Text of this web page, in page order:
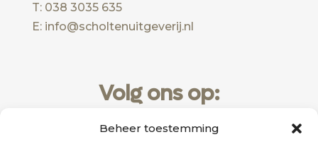
Beheer toestemming
T: 038 3035 635
E: info@scholtenuitgeverij.nl
Volg ons op: